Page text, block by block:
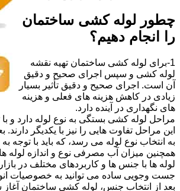
چطور لوله کشی ساختمان
را انجام دهیم؟
1-برای لوله کشی ساختمان تهیه نقشه
لوله کشی و سپس اجرای صحیح و دقیق
آن است. اجرای صحیح و دقیق تأثیر بسیار
زیادی در کاهش هزینه های فعلی و هزینه
های نگهداری در آینده دارد.
مراحل لوله کشی بستگی به نوع لوله دارد و با
این مراحل تفاوت هایی را نیز با یکدیگر دارند.
به انتخاب نوع لوله می رسد، که باید با توجه
همچنین میزان آب مصرفی نوع و اندازه
لوله ها با جنس ها و کاربردهای مختلف در
جست وجویی ساده می توانید به خصوصیات
بعد از انتخاب جنس، لوله کشی ساختمان آغاز